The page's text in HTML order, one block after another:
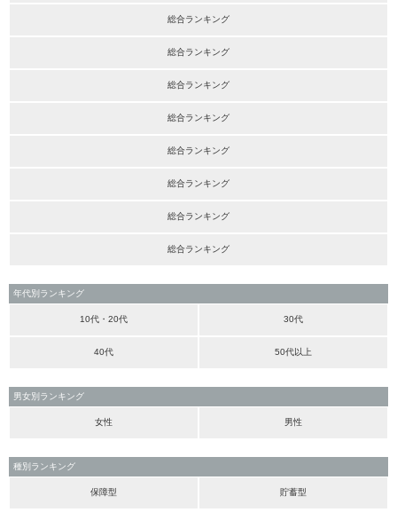
総合ランキング
総合ランキング
総合ランキング
総合ランキング
総合ランキング
総合ランキング
総合ランキング
総合ランキング
年代別ランキング
10代・20代 30代
40代 50代以上
男女別ランキング
女性 男性
種別ランキング
保障型 貯蓄型